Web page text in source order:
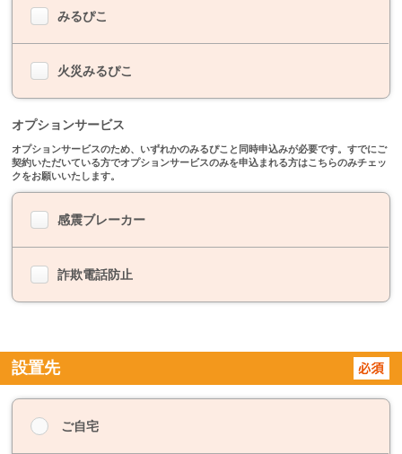
みるぴこ
火災みるぴこ
オプションサービス
オプションサービスのため、いずれかのみるぴこと同時申込みが必要です。すでにご
契約いただいている方でオプションサービスのみを申込まれる方はこちらのみチェッ
クをお願いいたします。
感震ブレーカー
詐欺電話防止
設置先
ご自宅